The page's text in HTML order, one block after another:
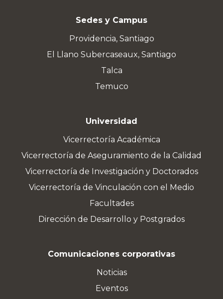
Sedes y Campus
Providencia, Santiago
El Llano Subercaseaux, Santiago
Talca
Temuco
Universidad
Vicerrectoría Académica
Vicerrectoría de Aseguramiento de la Calidad
Vicerrectoría de Investigación y Doctorados
Vicerrectoría de Vinculación con el Medio
Facultades
Dirección de Desarrollo y Postgrados
Comunicaciones corporativas
Noticias
Eventos